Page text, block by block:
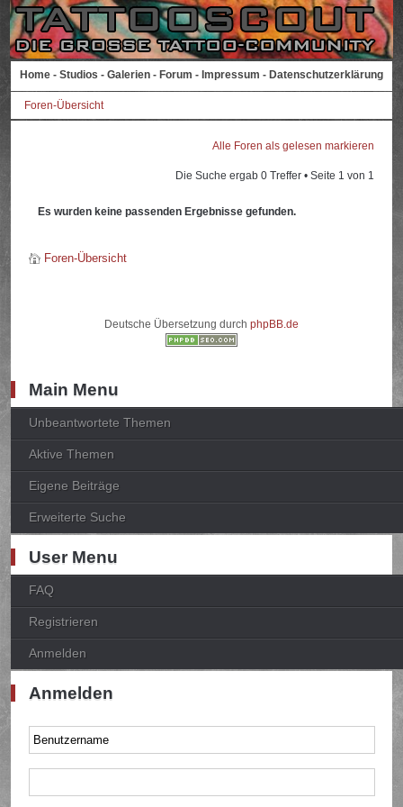
Home - Studios - Galerien - Forum - Impressum - Datenschutzerklärung
Foren-Übersicht
Alle Foren als gelesen markieren
Die Suche ergab 0 Treffer • Seite 1 von 1
Es wurden keine passenden Ergebnisse gefunden.
Foren-Übersicht
Deutsche Übersetzung durch phpBB.de
Main Menu
Unbeantwortete Themen
Aktive Themen
Eigene Beiträge
Erweiterte Suche
User Menu
FAQ
Registrieren
Anmelden
Anmelden